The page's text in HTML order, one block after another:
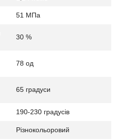
51 МПа
30 %
78 од
65 градуси
190-230 градусів
Різнокольоровий